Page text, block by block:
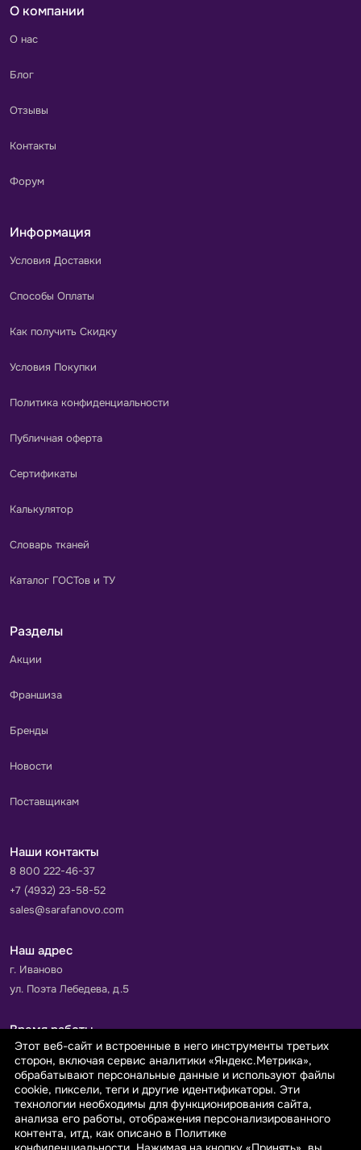
О компании
О нас
Блог
Отзывы
Контакты
Форум
Информация
Условия Доставки
Способы Оплаты
Как получить Скидку
Условия Покупки
Политика конфиденциальности
Публичная оферта
Сертификаты
Калькулятор
Словарь тканей
Каталог ГОСТов и ТУ
Разделы
Акции
Франшиза
Бренды
Новости
Поставщикам
Наши контакты
8 800 222-46-37
+7 (4932) 23-58-52
sales@sarafanovo.com
Наш адрес
г. Иваново
ул. Поэта Лебедева, д.5
Время работы
Пн-Пт с 9.00 до 18.00
Сб-Вс: выходной
Принимаем к оплате
Этот веб-сайт и встроенные в него инструменты третьих
сторон, включая сервис аналитики «Яндекс.Метрика»,
обрабатывают персональные данные и используют файлы
cookie, пиксели, теги и другие идентификаторы. Эти
технологии необходимы для функционирования сайта,
анализа его работы, отображения персонализированного
контента, итд, как описано в Политике